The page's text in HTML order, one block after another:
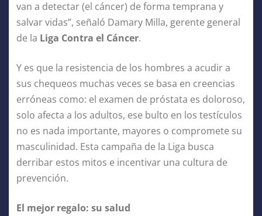
van a detectar (el cáncer) de forma temprana y
salvar vidas”, señaló Damary Milla, gerente general
de la Liga Contra el Cáncer.
Y es que la resistencia de los hombres a acudir a
sus chequeos muchas veces se basa en creencias
erróneas como: el examen de próstata es doloroso,
solo afecta a los adultos, ese bulto en los testículos
no es nada importante, mayores o compromete su
masculinidad. Esta campaña de la Liga busca
derribar estos mitos e incentivar una cultura de
prevención.
El mejor regalo: su salud